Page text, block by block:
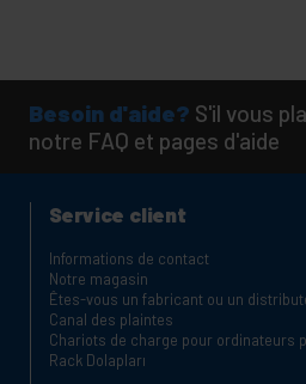
Besoin d'aide? S'il vous
notre FAQ et pages d'aide
Service client
Informations de contact
Notre magasin
Êtes-vous un fabricant ou un
Canal des plaintes
Chariots de charge pour ordinateurs
Rack Dolapları